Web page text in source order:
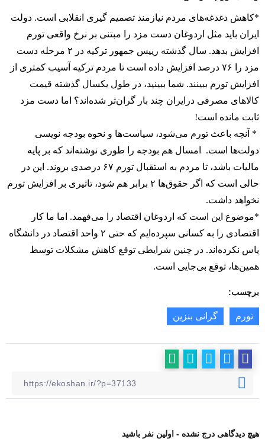
*کاهش دغدغه‌های مردم نیازمند تصمیم گیری انقلابی است. دولت
ایران باید مثل اردوغان دست مزد را مبتنی بر نرخ واقعی تورم
افزایش بدهد. سال گذشته رییس جمهور ترکیه در ۲ مرحله دست
مزد را ۷۶ درصد افزایش داده است تا مردم ترکیه آسیب کمتری از
افزایش تورم ببینند. شما ببینید، در طول یکسال گذشته قیمت
کالا‌های مصرفی درایران چند بار گران‌تر شده‌اند؟ اما دست مزد
ثابت مانده است!
* آنچه باعث تورم می‌شود، سیاست‌ها و نحوه بودجه نویسی
دولت‌ها است. امسال هم بودجه را طوری نوشته‌اند که بر پایه
مالیات باشد، تا مردم به استقبال تورم ۶۷ درصدی بروند. این در
حالی است که اگر حقوق‌ها ۲ برابر هم شود، تاثیری بر افزایش تورم
نخواهد داشت.
*موضوع این است که اردوغان اقتصاد را می‌فهمد. اما ما کار
اقتصادی را به کسانی سپرده‌ایم که حتی ۲ واحد اقتصاد در دانشگاه
پاس نکرده‌اند. در چنین شرایطی توقع کاهش مشکلات توسط
همین‌ها، توقع بی‌جایی است.
برچسب:
تورم گرانی بنزین
هیچ دیدگاهی درج نشده - اولین نفر باشید